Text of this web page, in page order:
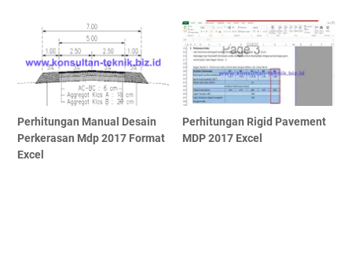
Perhitungan Manual Desain
Perkerasan Mdp 2017 Format
Excel
Perhitungan Rigid Pavement
MDP 2017 Excel